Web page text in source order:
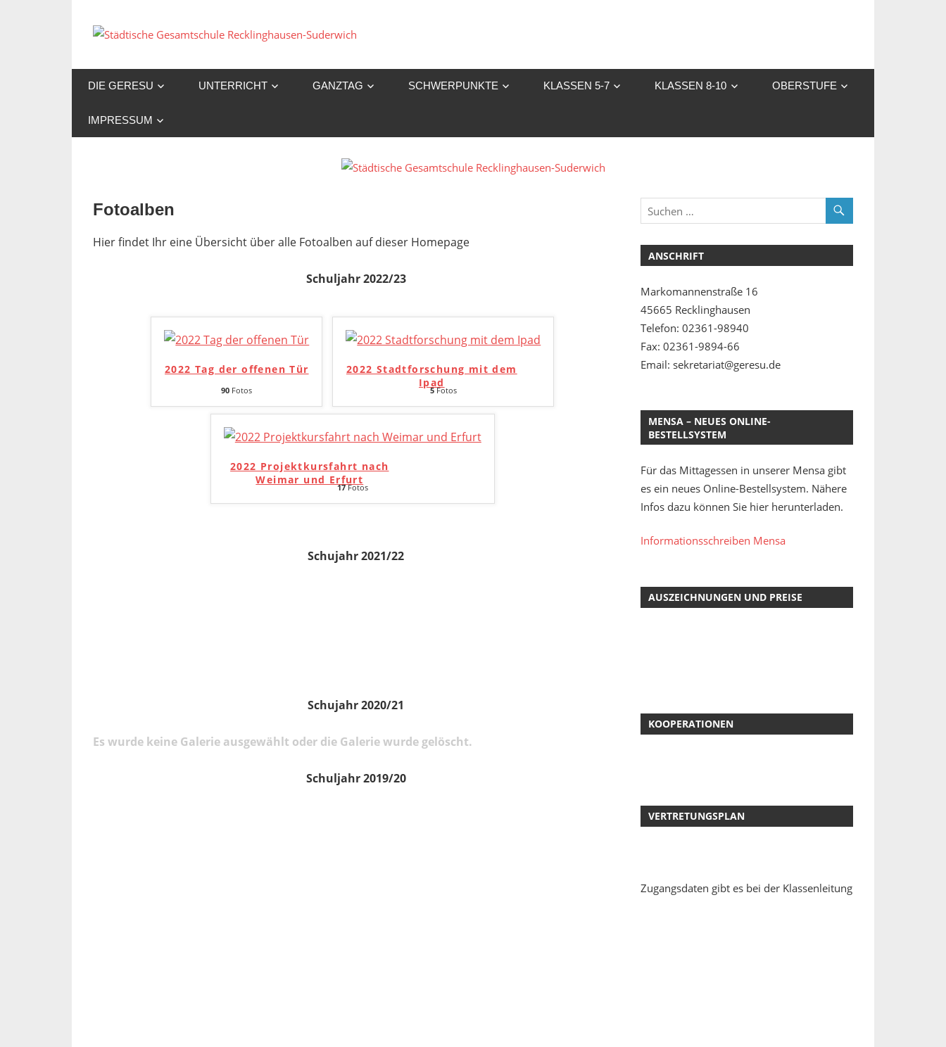
Inhalt
Gesamtschule
Suderwich
DIE GERESU UNTERRICHT GANZTAG SCHWERPUNKTE KLASSEN 5-7 KLASSEN 8-10 OBERSTUFE
IMPRESSUM
Fotoalben
Hier findet Ihr eine Übersicht über alle Fotoalben auf dieser Homepage
Schuljahr 2022/23
2022 Tag der offenen Tür
90 Fotos
2022 Stadtforschung mit dem
Ipad
5Fotos
2022 Projektkursfahrt nach
Weimar und Erfurt
17Fotos
Schujahr 2021/22
Schujahr 2020/21
Es wurde keine Galerie ausgewählt oder die Galerie wurde gelöscht.
Schuljahr 2019/20
ANSCHRIFT
Markomannenstraße 16
45665 Recklinghausen
Telefon: 02361-98940
Fax: 02361-9894-66
Email: sekretariat@geresu.de
MENSA – NEUES ONLINE-
BESTELLSYSTEM
Für das Mittagessen in unserer Mensa gibt
es ein neues Online-Bestellsystem. Nähere
Infos dazu können Sie hier herunterladen.
Informationsschreiben Mensa
AUSZEICHNUNGEN UND PREISE
KOOPERATIONEN
VERTRETUNGSPLAN
Zugangsdaten gibt es bei der Klassenleitung